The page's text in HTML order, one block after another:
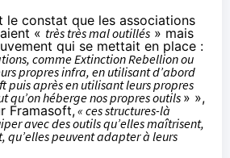
le constat que les associations
« très très mal outillés » mais
qui se mettait en place :
comme Extinction Rebellion ou
propres infra, en utilisant d’abord
puis après en utilisant leurs propres
qu’on héberge nos propres outils » »,
Framasoft,« ces structures-là
avec des outils qu’elles maîtrisent,
qu’elles peuvent adapter à leurs